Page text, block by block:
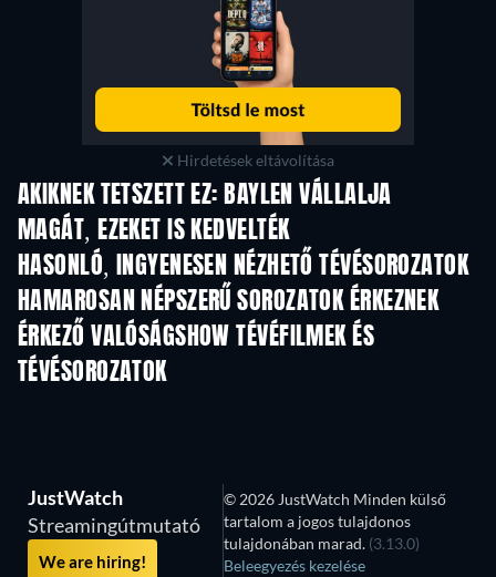
Hirdetések eltávolítása
AKIKNEK TETSZETT EZ: BAYLEN VÁLLALJA
MAGÁT, EZEKET IS KEDVELTÉK
HASONLÓ, INGYENESEN NÉZHETŐ TÉVÉSOROZATOK
HAMAROSAN NÉPSZERŰ SOROZATOK ÉRKEZNEK
TV TV
ÉRKEZŐ VALÓSÁGSHOW TÉVÉFILMEK ÉS
TÉVÉSOROZATOK
Évad 3
JustWatch
Streamingútmutató
We are hiring!
© 2026 JustWatch Minden külső
tartalom a jogos tulajdonos
tulajdonában marad. (3.13.0)
Beleegyezés kezelése